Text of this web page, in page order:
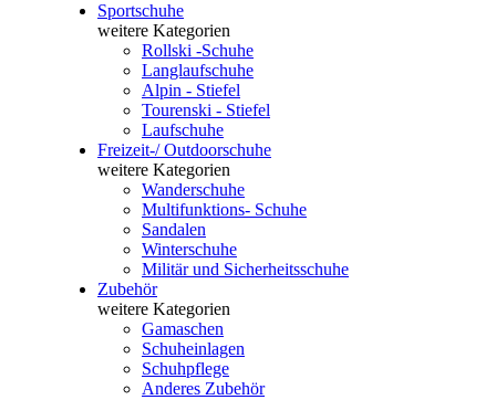
Sportschuhe
weitere Kategorien
Rollski -Schuhe
Langlaufschuhe
Alpin - Stiefel
Tourenski - Stiefel
Laufschuhe
Freizeit-/ Outdoorschuhe
weitere Kategorien
Wanderschuhe
Multifunktions- Schuhe
Sandalen
Winterschuhe
Militär und Sicherheitsschuhe
Zubehör
weitere Kategorien
Gamaschen
Schuheinlagen
Schuhpflege
Anderes Zubehör